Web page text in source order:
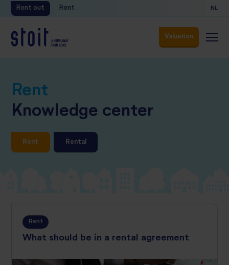
Rent out Rent NL
Valuation
Rent
Knowledge center
Rent Rental
Rent
What should be in a rental agreement